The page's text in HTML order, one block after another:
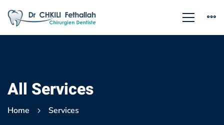
All Services
Home Services